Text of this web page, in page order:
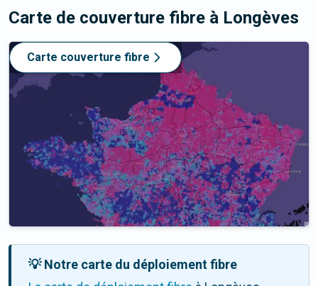
Carte de couverture fibre à Longèves
Carte couverture fibre
💡 Notre carte du déploiement fibre